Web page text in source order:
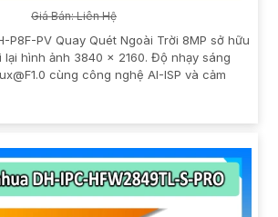
Giá Bán: Liên Hệ
P8F-PV Quay Quét Ngoài Trời 8MP sở hữu
lại hình ảnh 3840 × 2160. Độ nhạy sáng
cùng công nghệ AI-ISP và cảm